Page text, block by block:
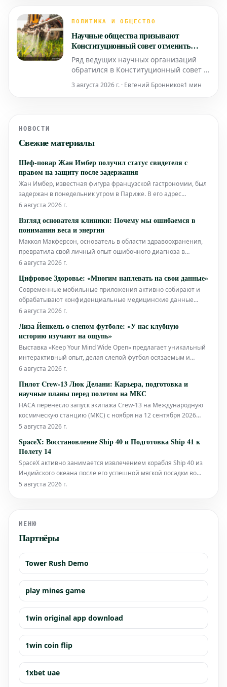
успешно прошли все необходимые
продолжат процесс восстановления за
пределами лече
ПОЛИТИКА И ОБЩЕСТВО
Научные общества призывают
Конституционный совет отменить
аграрный закон из-за спорных
пестицидов
Ряд ведущих научных организаций
обратился в Конституционный совет с
недействительным закон о сельском
3 августа 2026 г. · Евгений Бронников1 мин
НОВОСТИ
Свежие материалы
Шеф-повар Жан Имбер получил статус свидетеля с
правом на защиту после задержания
Жан Имбер, известная фигура французской гастрономии, был
задержан в понедельник утром в Париже. В его адрес
поступили три жалобы от бывших сожительниц по
6 августа 2026 г.
Взгляд основателя клиники: Почему мы ошибаемся в
понимании веса и энергии
Маккол Макферсон, основатель в области здравоохранения,
превратила свой личный опыт ошибочного диагноза в
целенаправленную миссию. Она создала Modern Thyroid
революционизирует методы измерения, лечения и
понимания заболеваний щитовидной жел
6 августа 2026 г.
Цифровое Здоровье: «Многим наплевать на свои данные»
Современные мобильные приложения активно собирают и
обрабатывают конфиденциальные медицинские данные
пользователей. Однако возникает ключевой вопрос: кто в
недавнем подкасте Паулина Йо Пеш подробно осветила
данную проблему, акцентируя внима
6 августа 2026 г.
Лиза Йенкель о слепом футболе: «У нас клубную
историю изучают на ощупь»
Выставка «Keep Your Mind Wide Open» предлагает уникальный
интерактивный опыт, делая слепой футбол осязаемым и
слышимым. Куратор Лиза Йенкель рассказывает о
почувствовать историю спорта своими руками.
6 августа 2026 г.
Пилот Crew-13 Люк Делани: Карьера, подготовка и
научные планы перед полетом на МКС
НАСА перенесло запуск экипажа Crew-13 на Международную
космическую станцию (МКС) с ноября на 12 сентября 2026
года или ранее. Несмотря на сокращение двух месяцев
Пилот экипажа Crew-13 Люк Делани рассказал об этом и
многом друго
5 августа 2026 г.
SpaceX: Восстановление Ship 40 и Подготовка Ship 41 к
Полету 14
SpaceX активно занимается извлечением корабля Ship 40 из
Индийского океана после его успешной мягкой посадки во
время 13-го полета. Эта миссия знаменует собой
5 августа 2026 г.
МЕНЮ
Партнёры
Tower Rush Demo
play mines game
1win original app download
1win coin flip
1xbet uae